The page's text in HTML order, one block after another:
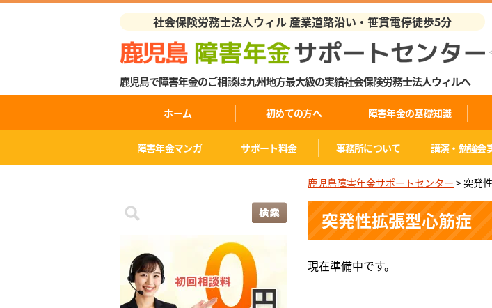
社会保険労務士法人ウィル 産業道路沿い・笹貫電停徒歩5分
鹿児島で障害年金のご相談は九州地方最大級の実績社会保険労務士法人ウィルへ
ホーム 初めての方へ 障害年金の基礎知識
障害年金マンガ サポート料金 事務所について 講演・勉強会
鹿児島障害年金サポートセンター > 突発
突発性拡張型心筋症
現在準備中です。